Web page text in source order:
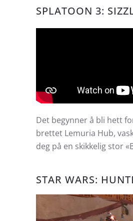
SPLATOON 3:
Det begynner å bli hett
brettet Lemuria Hub,
deg på en skikkelig stor
STAR WARS: